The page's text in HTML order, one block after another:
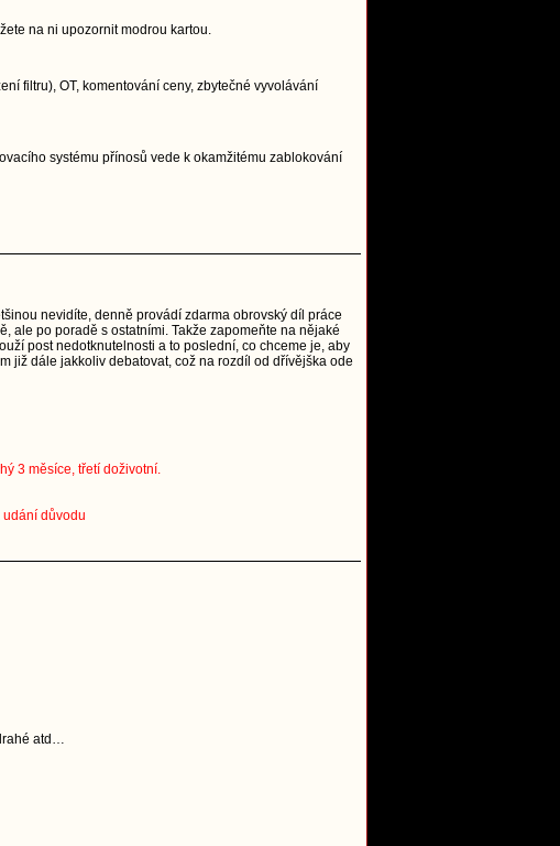
na ni upozornit modrou kartou.
filtru), OT, komentování ceny, zbytečné vyvolávání
systému přínosů vede k okamžitému zablokování
nevidíte, denně provádí zdarma obrovský díl práce
ale po poradě s ostatními. Takže zapomeňte na nějaké
post nedotknutelnosti a to poslední, co chceme je, aby
již dále jakkoliv debatovat, což na rozdíl od dřívějška ode
3 měsíce, třetí doživotní.
důvodu
atd…